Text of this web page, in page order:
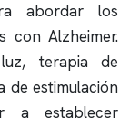
abordar los
con Alzheimer.
terapia de
de estimulación
a establecer